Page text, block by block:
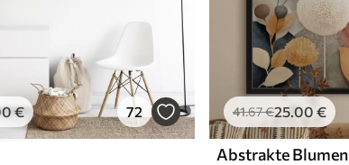
€ 72 41.67€25.00 €
Abstrakte Blumen